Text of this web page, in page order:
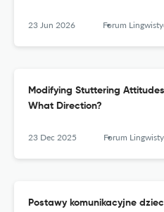
23 Jun 2026 Forum
Modifying Stuttering
What Direction?
23 Dec 2025 Forum
Postawy komunikacyjne